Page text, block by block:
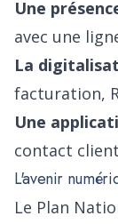
Une
avec une
La
facturation,
Une
contact
L'avenir
Le Plan